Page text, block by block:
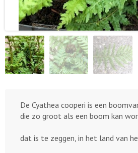
De Cyathea cooperi is een
die zo groot als een boom kan
dat is te zeggen, in het land van